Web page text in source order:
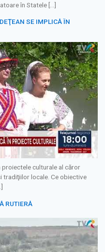
în Statele […]
SE IMPLICĂ ÎN
proiectele culturale al căror
tradiţiilor locale. Ce obiective
RUTIERĂ